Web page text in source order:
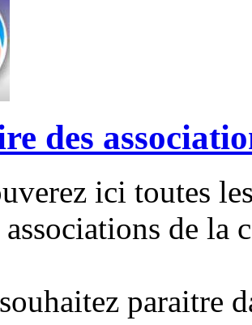
des
ici toutes
de la
paraitre